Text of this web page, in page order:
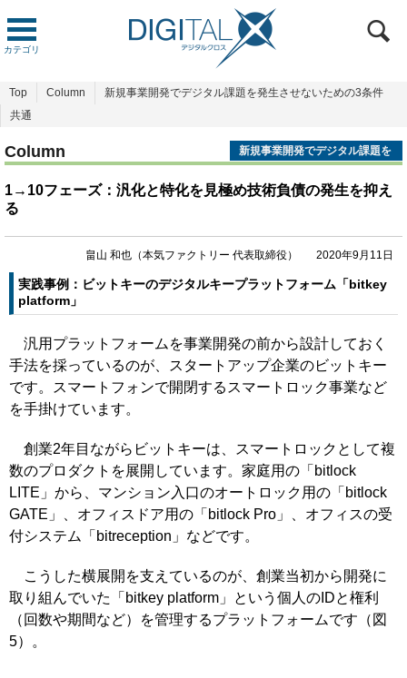
カテゴリ
Top Column
新規事業開発でデジタル課題を発生させないための3条件
共通
Column
新規事業開発でデジタル課題を
発生させないための3条件
1→10フェーズ：汎化と特化を見極め技術負債の発生を抑え
る
畠山 和也（本気ファクトリー 代表取締役） 2020年9月11日
実践事例：ビットキーのデジタルキープラットフォーム「bitkey
platform」
汎用プラットフォームを事業開発の前から設計しておく
手法を採っているのが、スタートアップ企業のビットキー
です。スマートフォンで開閉するスマートロック事業など
を手掛けています。
創業2年目ながらビットキーは、スマートロックとして複
数のプロダクトを展開しています。家庭用の「bitlock
LITE」から、マンション入口のオートロック用の「bitlock
GATE」、オフィスドア用の「bitlock Pro」、オフィスの受
付システム「bitreception」などです。
こうした横展開を支えているのが、創業当初から開発に
取り組んでいた「bitkey platform」という個人のIDと権利
（回数や期間など）を管理するプラットフォームです（図
5）。